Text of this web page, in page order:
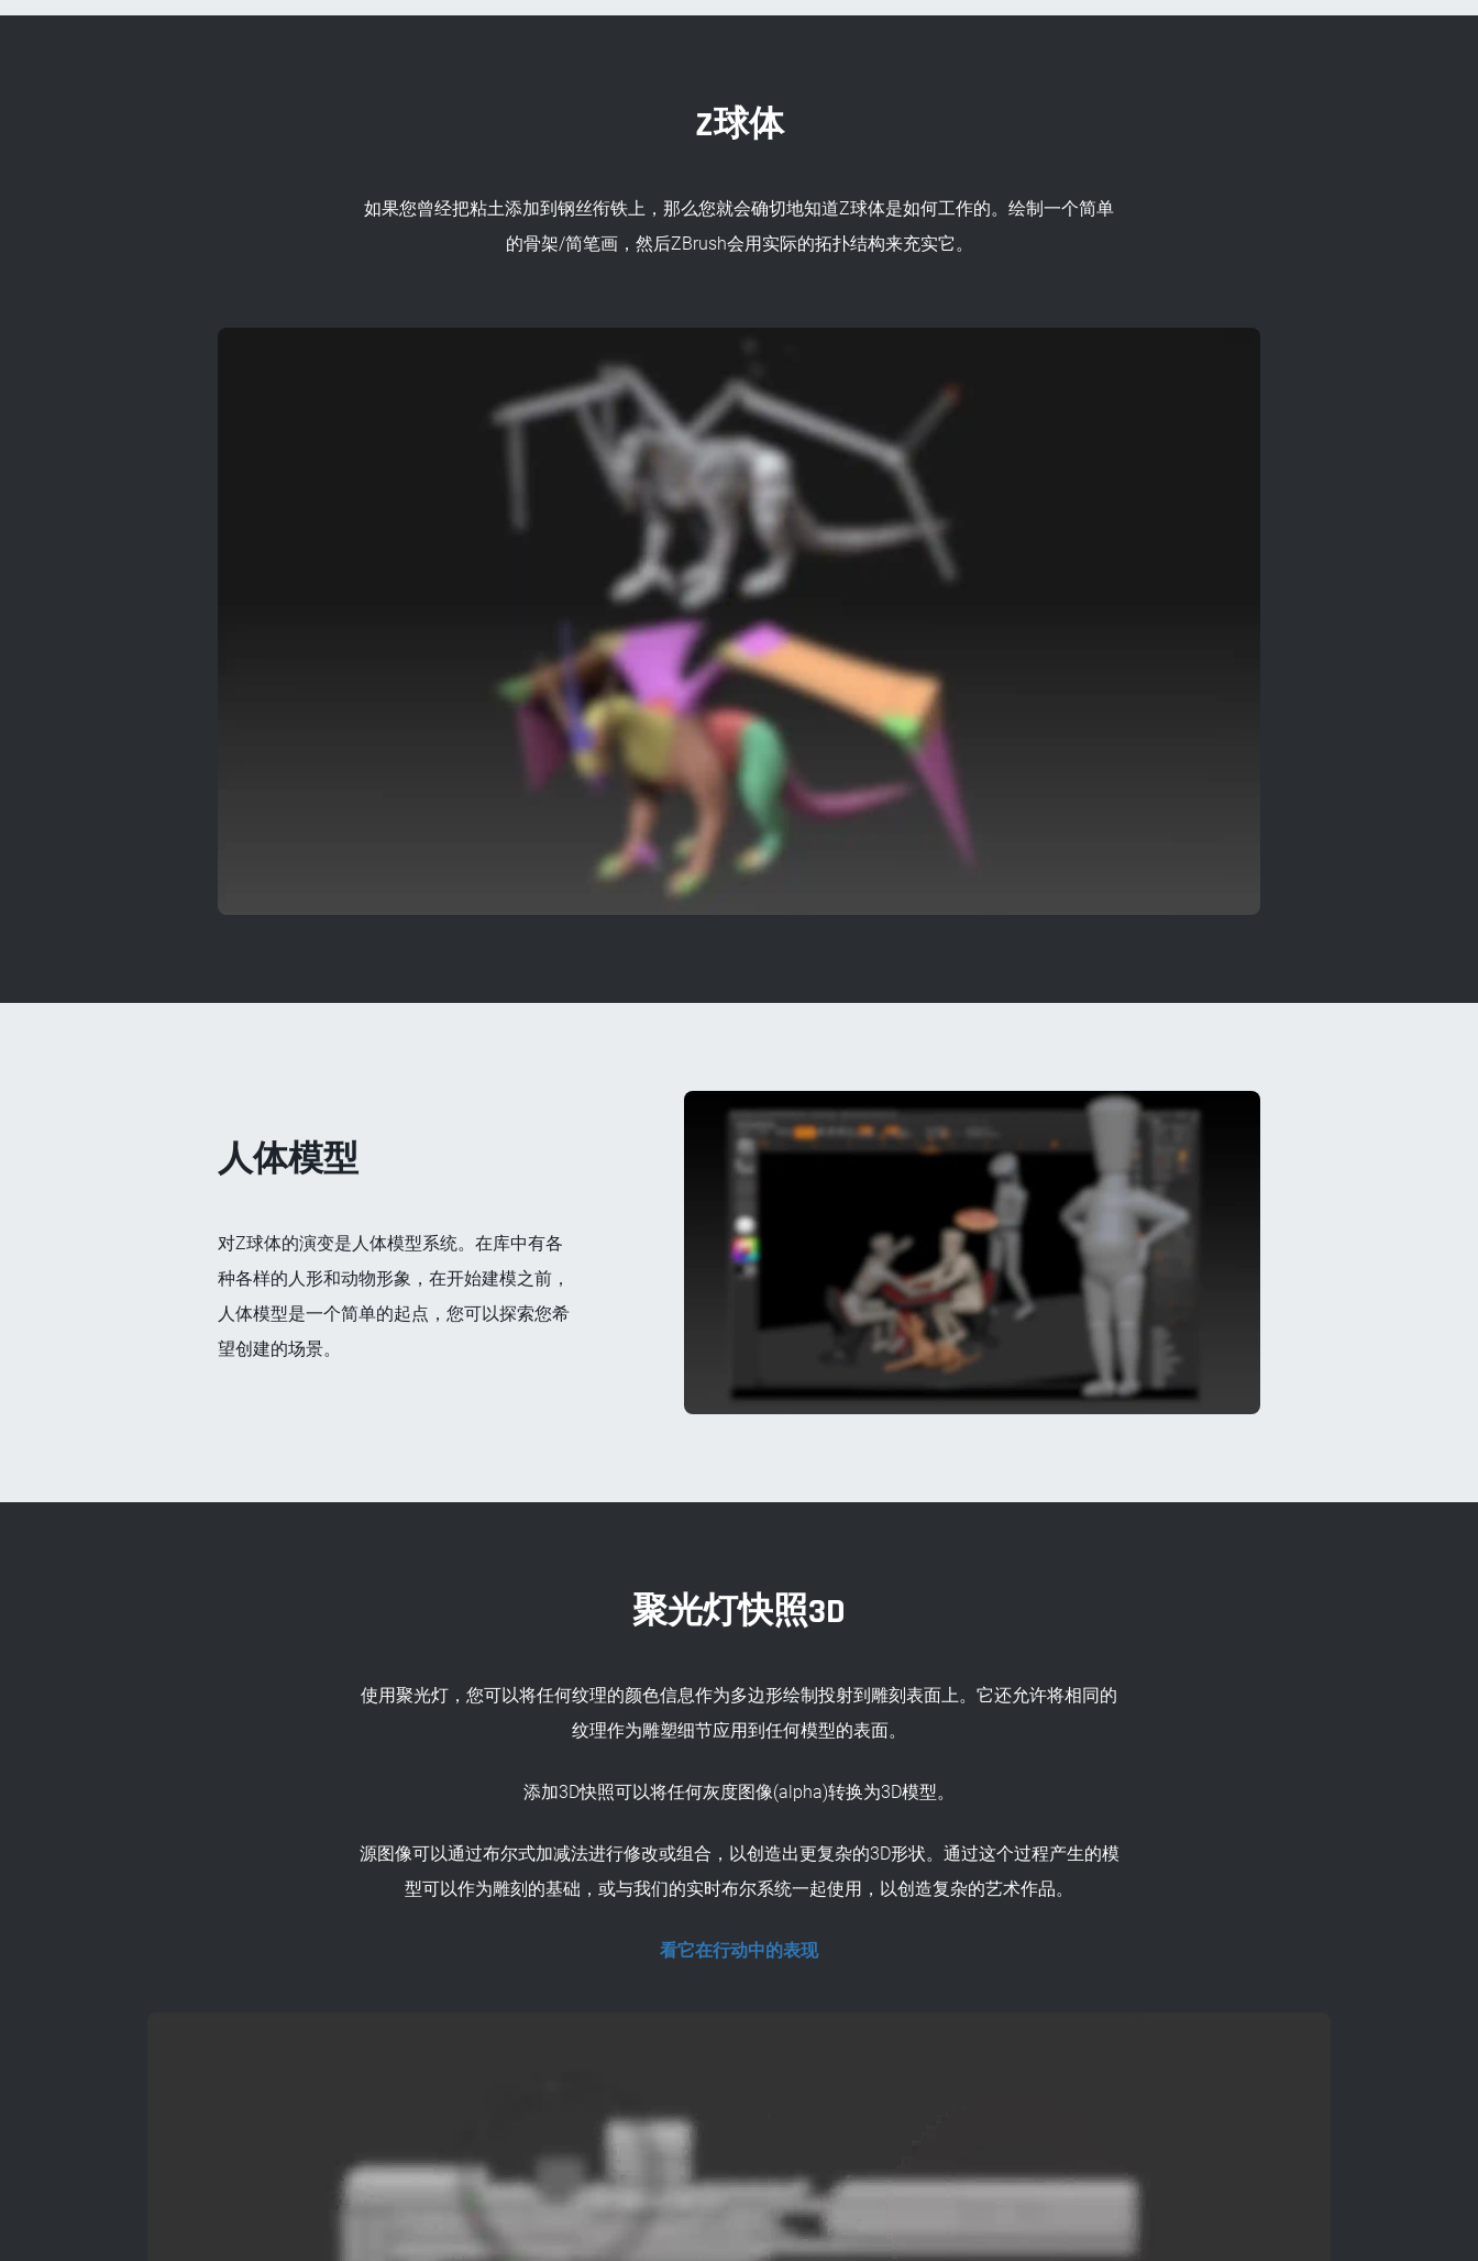
Z球体
如果您曾经把粘土添加到钢丝衔铁上，那么您就会确切地知道Z球体是如何工作的。绘制一个简单
的骨架/简笔画，然后ZBrush会用实际的拓扑结构来充实它。
人体模型
对Z球体的演变是人体模型系统。在库中有各
种各样的人形和动物形象，在开始建模之前，
人体模型是一个简单的起点，您可以探索您希
望创建的场景。
聚光灯快照3D
使用聚光灯，您可以将任何纹理的颜色信息作为多边形绘制投射到雕刻表面上。它还允许将相同的
纹理作为雕塑细节应用到任何模型的表面。
添加3D快照可以将任何灰度图像(​​alpha)转换为3D模型。
源图像可以通过布尔式加减法进行修改或组合，以创造出更复杂的3D形状。通过这个过程产生的模
型可以作为雕刻的基础，或与我们的实时布尔系统一起使用，以创造复杂的艺术作品。
看它在行动中的表现